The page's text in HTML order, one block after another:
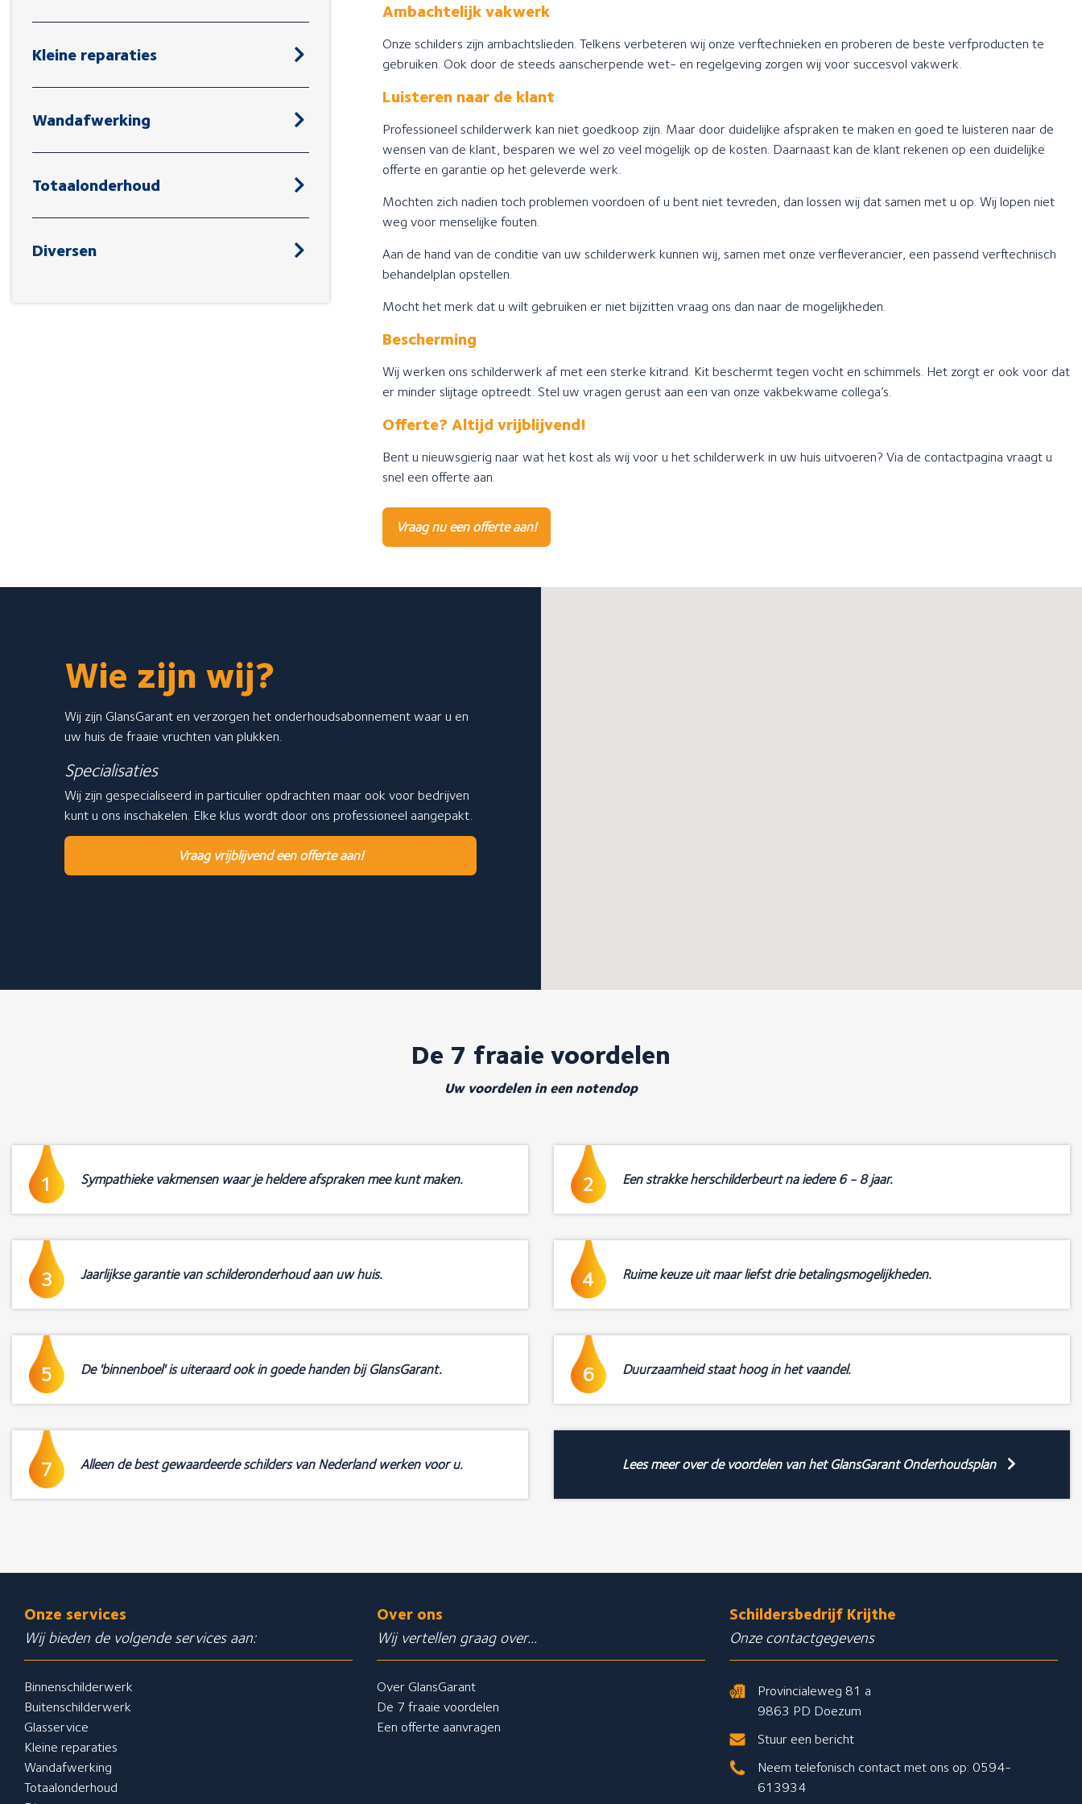
Ambachtelijk vakwerk
Onze schilders zijn ambachtslieden. Telkens verbeteren wij onze verftechnieken en proberen de beste verfproducten te
gebruiken. Ook door de steeds aanscherpende wet- en regelgeving zorgen wij voor succesvol vakwerk.
Luisteren naar de klant
Professioneel schilderwerk kan niet goedkoop zijn. Maar door duidelijke afspraken te maken en goed te luisteren naar de
wensen van de klant, besparen we wel zo veel mogelijk op de kosten. Daarnaast kan de klant rekenen op een duidelijke
offerte en garantie op het geleverde werk.
Mochten zich nadien toch problemen voordoen of u bent niet tevreden, dan lossen wij dat samen met u op. Wij lopen niet
weg voor menselijke fouten.
Aan de hand van de conditie van uw schilderwerk kunnen wij, samen met onze verfleverancier, een passend verftechnisch
behandelplan opstellen.
Mocht het merk dat u wilt gebruiken er niet bijzitten vraag ons dan naar de mogelijkheden.
Bescherming
Wij werken ons schilderwerk af met een sterke kitrand. Kit beschermt tegen vocht en schimmels. Het zorgt er ook voor dat
er minder slijtage optreedt. Stel uw vragen gerust aan een van onze vakbekwame collega’s.
Offerte? Altijd vrijblijvend!
Bent u nieuwsgierig naar wat het kost als wij voor u het schilderwerk in uw huis uitvoeren? Via de contactpagina vraagt u
snel een offerte aan.
Vraag nu een offerte aan!
Kleine reparaties
Wandafwerking
Totaalonderhoud
Diversen
Wie zijn wij?
Wij zijn GlansGarant en verzorgen het onderhoudsabonnement waar u en
uw huis de fraaie vruchten van plukken.
Specialisaties
Wij zijn gespecialiseerd in particulier opdrachten maar ook voor bedrijven
kunt u ons inschakelen. Elke klus wordt door ons professioneel aangepakt.
Vraag vrijblijvend een offerte aan!
De 7 fraaie voordelen
Uw voordelen in een notendop
1 Sympathieke vakmensen waar je heldere afspraken mee kunt maken. 2 Een strakke herschilderbeurt na iedere 6 - 8 jaar.
3 Jaarlijkse garantie van schilderonderhoud aan uw huis. 4 Ruime keuze uit maar liefst drie betalingsmogelijkheden.
5 De 'binnenboel' is uiteraard ook in goede handen bij GlansGarant. 6 Duurzaamheid staat hoog in het vaandel.
7 Alleen de best gewaardeerde schilders van Nederland werken voor u. Lees meer over de voordelen van het GlansGarant Onderhoudsplan
Onze services
Wij bieden de volgende services aan:
Binnenschilderwerk
Buitenschilderwerk
Glasservice
Kleine reparaties
Wandafwerking
Totaalonderhoud
Over ons
Wij vertellen graag over...
Over GlansGarant
De 7 fraaie voordelen
Een offerte aanvragen
Schildersbedrijf Krijthe
Onze contactgegevens
Provincialeweg 81 a
9863 PD Doezum
Stuur een bericht
Neem telefonisch contact met ons op: 0594-
613934